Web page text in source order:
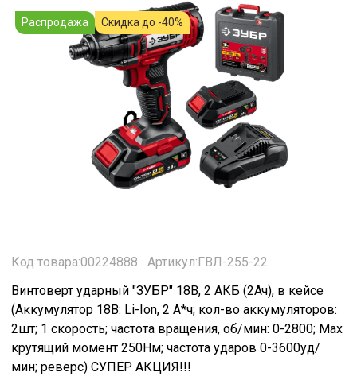
Распродажа Скидка до -40%
Код товара:00224888
Артикул:ГВЛ-255-22
Винтоверт ударный "ЗУБР" 18В, 2 АКБ (2Ач), в кейсе
(Аккумулятор 18В: Li-Ion, 2 А*ч; кол-во аккумуляторов:
2шт; 1 скорость; частота вращения, об/мин: 0-2800; Max
крутящий момент 250Нм; частота ударов 0-3600уд/
мин; реверс) СУПЕР АКЦИЯ!!!